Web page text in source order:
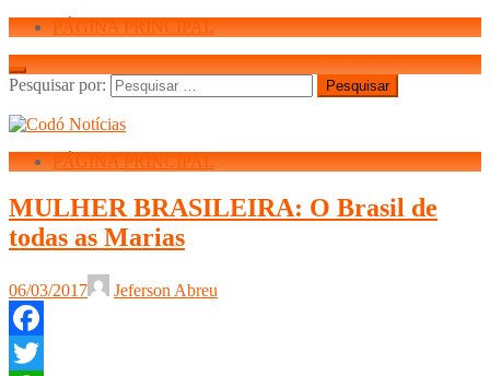
PÁGINA PRINCIPAL
Pesquisar por:
PÁGINA PRINCIPAL
MULHER BRASILEIRA: O Brasil de
todas as Marias
06/03/2017 Jeferson Abreu
Facebook